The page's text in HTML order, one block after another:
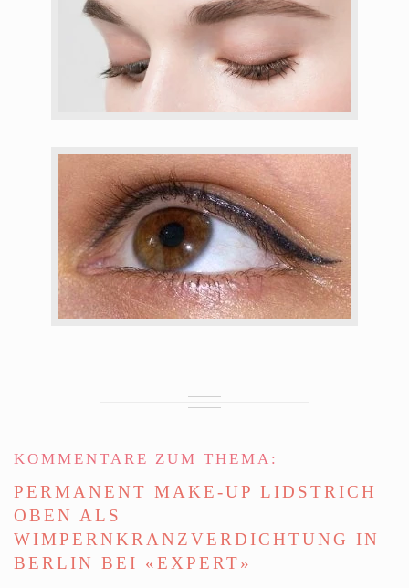
KOMMENTARE ZUM THEMA:
PERMANENT MAKE-UP LIDSTRICH
OBEN ALS
WIMPERNKRANZVERDICHTUNG IN
BERLIN BEI «EXPERT»